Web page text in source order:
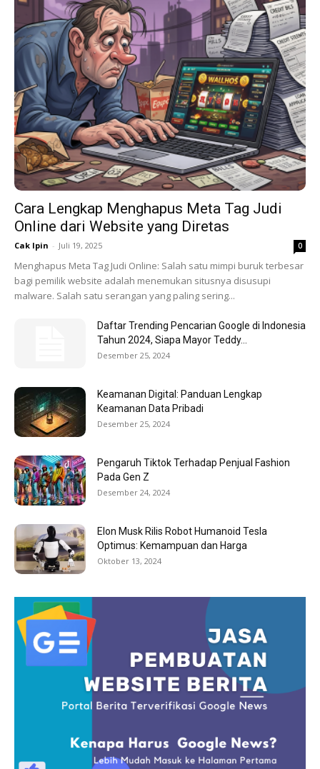
Cara Lengkap Menghapus Meta Tag Judi
Online dari Website yang Diretas
Cak Ipin - Juli 19, 2025 0
Menghapus Meta Tag Judi Online: Salah satu mimpi buruk terbesar
bagi pemilik website adalah menemukan situsnya disusupi
malware. Salah satu serangan yang paling sering...
Daftar Trending Pencarian Google di Indonesia
Tahun 2024, Siapa Mayor Teddy...
Desember 25, 2024
Keamanan Digital: Panduan Lengkap
Keamanan Data Pribadi
Desember 25, 2024
Pengaruh Tiktok Terhadap Penjual Fashion
Pada Gen Z
Desember 24, 2024
Elon Musk Rilis Robot Humanoid Tesla
Optimus: Kemampuan dan Harga
Oktober 13, 2024